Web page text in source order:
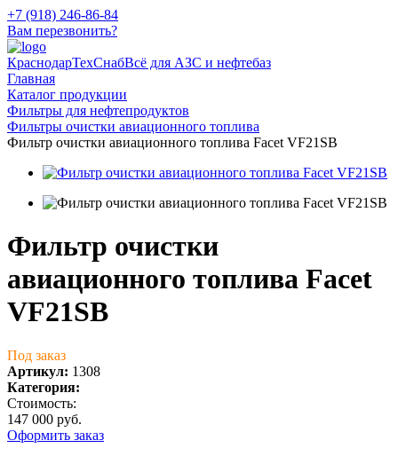
+7 (918) 246-86-84
Вам перезвонить?
КраснодарТехСнабВсё для АЗС и нефтебаз
Главная
Каталог продукции
Фильтры для нефтепродуктов
Фильтры очистки авиационного топлива
Фильтр очистки авиационного топлива Facet VF21SB
Фильтр очистки
авиационного топлива Facet
VF21SB
Под заказ
Артикул: 1308
Категория:
Стоимость:
147 000 руб.
Оформить заказ